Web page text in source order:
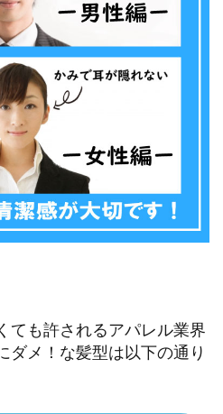
ても許されるアパレル業界
ダメ！な髪型は以下の通り